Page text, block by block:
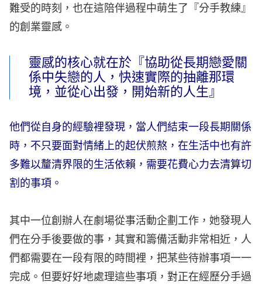
難受的時刻，也在這陪伴過程中萌生了『分手教練』
的創業靈感。
靈感的核心就在於『協助從長期戀愛關
係中失戀的人，快速實際的抽離那環
境，並從心出發，開始新的人生』
他們從自身的經驗裡發現，當人們結束一段長期關係
時，不只要面對情緒上的起伏煎熬，在生活中也有許
多難以釐清界限的生活依賴，需要花費心力去清算切
割的事項。
其中一位創辦人在劇場從事活動企劃工作，她發現人
們在分手後要做的事，其實和籌備活動非常相近，人
們都需要在一段有限的時間裡，把某些待辦事項一一
完成。但要好好地處理這些事項，對正在經歷分手過